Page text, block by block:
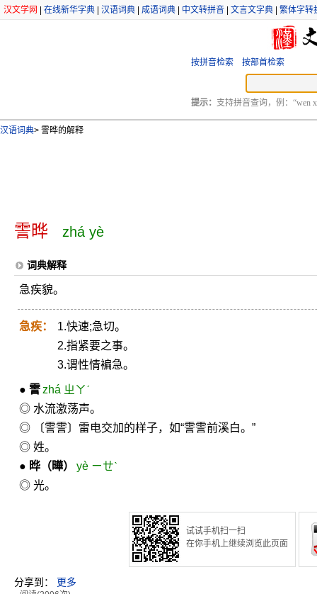
汉文学网 在线新华字典 汉语词典 成语词典 中文转拼音 文言文字典 繁体字转
按拼音检索 按部首检索
提示： 支持拼音查询，例：“wen
汉语词典> 霅晔的解释
霅晔 zhá yè
词典解释
急疾貌。
急疾：
1.快速;急切。
2.指紧要之事。
3.谓性情褊急。
● 霅zhá ㄓㄚˊ
◎ 水流激荡声。
◎ 〔霅霅〕雷电交加的样子，如“霅霅前溪白。”
◎ 姓。
● 晔 （曄）
yè ㄧㄝˋ
◎ 光。
试试手机扫一扫
在你手机上继续浏览此页面
分享到： 更多